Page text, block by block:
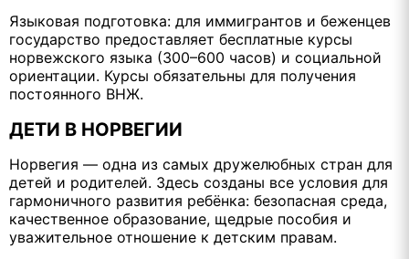
Языковая подготовка: для иммигрантов и беженцев
государство предоставляет бесплатные курсы
норвежского языка (300–600 часов) и социальной
ориентации. Курсы обязательны для получения
постоянного ВНЖ.
ДЕТИ В НОРВЕГИИ
Норвегия — одна из самых дружелюбных стран для
детей и родителей. Здесь созданы все условия для
гармоничного развития ребёнка: безопасная среда,
качественное образование, щедрые пособия и
уважительное отношение к детским правам.